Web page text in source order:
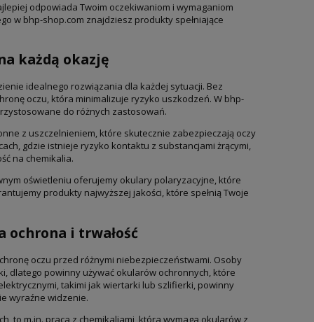
odpowiada Twoim oczekiwaniom i wymaganiom
w bhp-shop.com znajdziesz produkty spełniające
każdą okazję
idealnego rozwiązania dla każdej sytuacji. Bez
oczu, która minimalizuje ryzyko uszkodzeń. W bhp-
do różnych zastosowań.
z uszczelnieniem, które skutecznie zabezpieczają oczy
gdzie istnieje ryzyko kontaktu z substancjami żrącymi,
na chemikalia.
oświetleniu oferujemy okulary polaryzacyjne, które
produkty najwyższej jakości, które spełnią Twoje
ochrona i trwałość
oczu przed różnymi niebezpieczeństwami. Osoby
dlatego powinny używać okularów ochronnych, które
takimi jak wiertarki lub szlifierki, powinny
wyraźne widzenie.
to m.in. praca z chemikaliami, która wymaga okularów z